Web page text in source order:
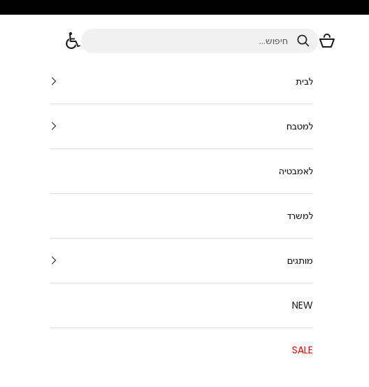
חיפוש
סל הקניות
לבית
למטבח
לאמבטיה
למשרד
מותגים
NEW
SALE